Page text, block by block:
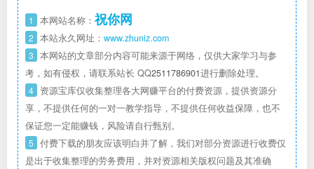
1 本网站名称： 祝你网
2 本站永久网址： www.zhuniz.com
3 本网站的文章部分内容可能来源于网络，仅供大家学习与参
考，如有侵权，请联系站长 QQ2511786901进行删除处理。
4 资源宝库仅收集整理各大网赚平台的付费资源，提供资源分
享，不提供任何的一对一教学指导，不提供任何收益保障，也不
保证您一定能赚钱，风险请自行甄别。
5 付费下载的朋友应该明白并了解，我们对部分资源进行收费仅
是出于收集整理的劳务费用，并对资源相关版权问题及其准确